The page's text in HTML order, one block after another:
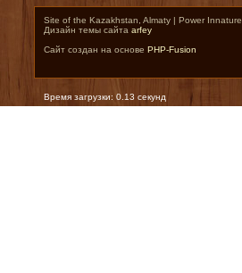
Site of the Kazakhstan, Almaty | Power Innature
Дизайн темы сайта arfey
Сайт создан на основе PHP-Fusion
Время загрузки: 0.13 секунд